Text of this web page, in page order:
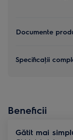
Documente
Specificaţii
Beneficii
Gătit mai